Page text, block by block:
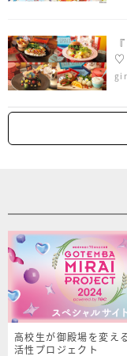
♡
高校生が御殿場を変え
活性プロジェクト